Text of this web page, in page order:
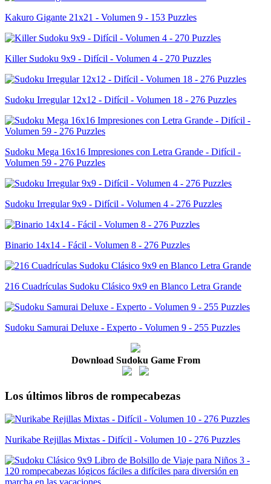
Kakuro Gigante 21x21 - Volumen 9 - 153 Puzzles
Killer Sudoku 9x9 - Difícil - Volumen 4 - 270 Puzzles
Sudoku Irregular 12x12 - Difícil - Volumen 18 - 276 Puzzles
Sudoku Mega 16x16 Impresiones con Letra Grande - Difícil -
Volumen 59 - 276 Puzzles
Sudoku Irregular 9x9 - Difícil - Volumen 4 - 276 Puzzles
Binario 14x14 - Fácil - Volumen 8 - 276 Puzzles
216 Cuadrículas Sudoku Clásico 9x9 en Blanco Letra Grande
Sudoku Samurai Deluxe - Experto - Volumen 9 - 255 Puzzles
Download Sudoku Game From
Los últimos libros de rompecabezas
Nurikabe Rejillas Mixtas - Difícil - Volumen 10 - 276 Puzzles